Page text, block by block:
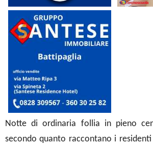
Notte di ordinaria follia in pieno
secondo quanto raccontano i residenti